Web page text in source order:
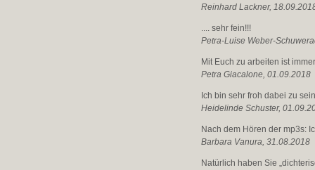
Reinhard Lackner,
.... sehr fein!!!
Petra-Luise Weber-
Mit Euch zu arbeiten ist
Petra Giacalone, 01.09.2018
Ich bin sehr froh dabei zu
Heidelinde Schuster,
Nach dem Hören der mp3s:
Barbara Vanura, 31.08.2018
Natürlich haben Sie